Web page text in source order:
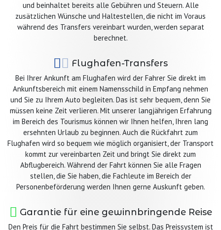
und beinhaltet bereits alle Gebühren und Steuern. Alle
zusätzlichen Wünsche und Haltestellen, die nicht im Voraus
während des Transfers vereinbart wurden, werden separat
berechnet.
Flughafen-Transfers
Bei Ihrer Ankunft am Flughafen wird der Fahrer Sie direkt im
Ankunftsbereich mit einem Namensschild in Empfang nehmen
und Sie zu Ihrem Auto begleiten. Das ist sehr bequem, denn Sie
müssen keine Zeit verlieren. Mit unserer langjährigen Erfahrung
im Bereich des Tourismus können wir Ihnen helfen, Ihren lang
ersehnten Urlaub zu beginnen. Auch die Rückfahrt zum
Flughafen wird so bequem wie möglich organisiert, der Transport
kommt zur vereinbarten Zeit und bringt Sie direkt zum
Abflugbereich. Während der Fahrt können Sie alle Fragen
stellen, die Sie haben, die Fachleute im Bereich der
Personenbeförderung werden Ihnen gerne Auskunft geben.
Garantie für eine gewinnbringende Reise
Den Preis für die Fahrt bestimmen Sie selbst. Das Preissystem ist